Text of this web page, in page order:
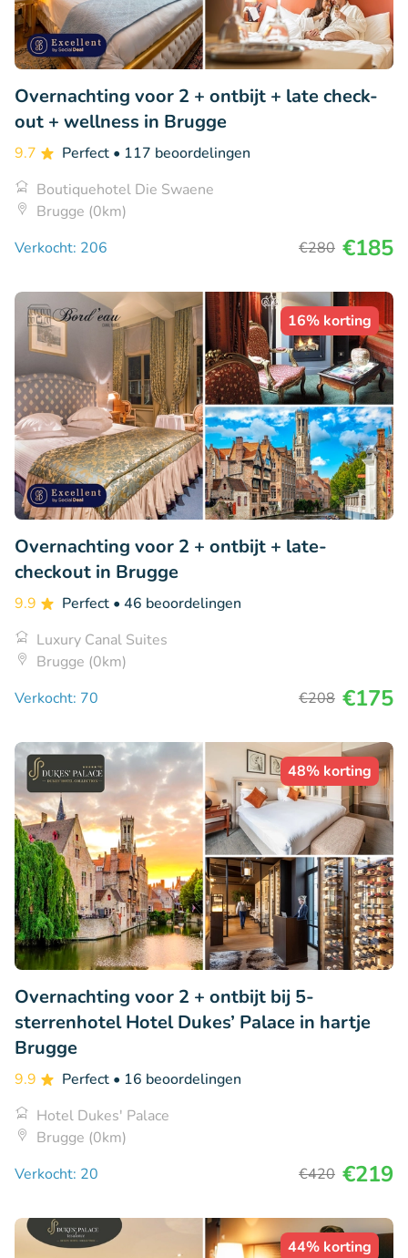
Overnachting voor 2 + ontbijt + late check-
out + wellness in Brugge
9.7 Perfect • 117 beoordelingen
Boutiquehotel Die Swaene
Brugge (0km)
Verkocht: 206
€280 €185
16% korting
Overnachting voor 2 + ontbijt + late-
checkout in Brugge
9.9 Perfect • 46 beoordelingen
Luxury Canal Suites
Brugge (0km)
Verkocht: 70
€208 €175
48% korting
Overnachting voor 2 + ontbijt bij 5-
sterrenhotel Hotel Dukes’ Palace in hartje
Brugge
9.9 Perfect • 16 beoordelingen
Hotel Dukes' Palace
Brugge (0km)
Verkocht: 20
€420 €219
44% korting